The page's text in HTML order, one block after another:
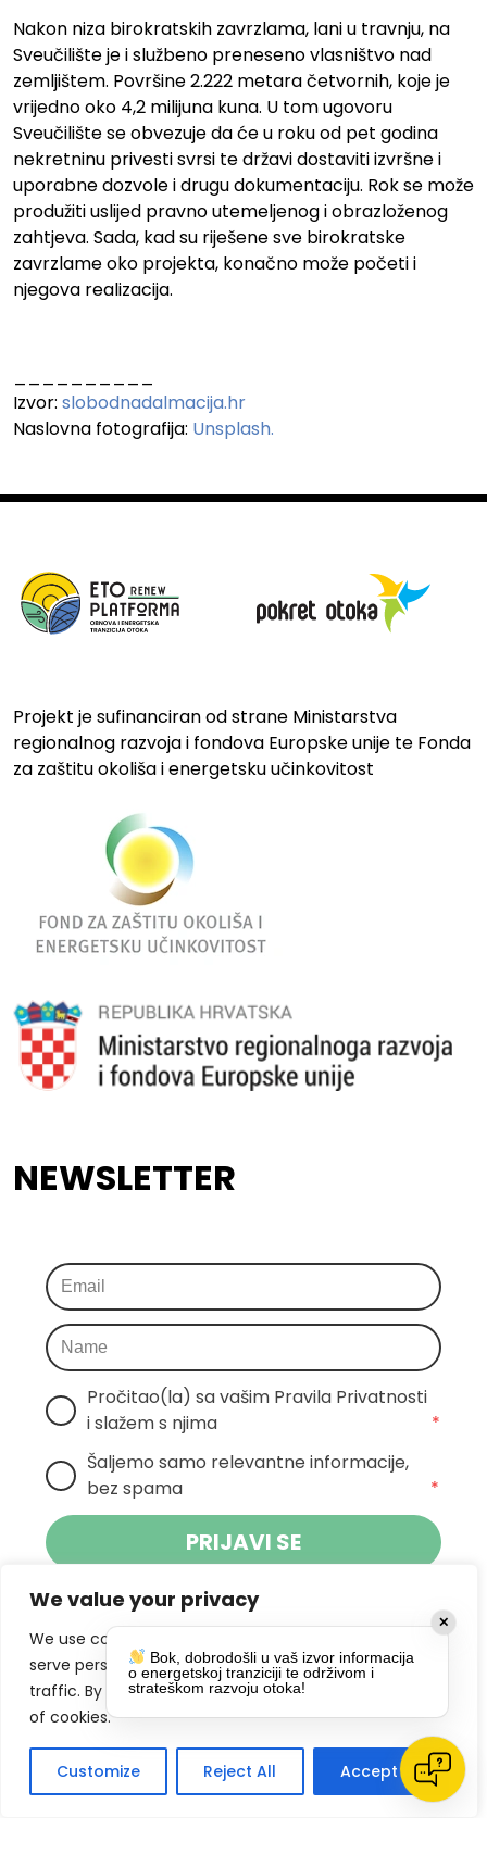
We value your privacy
We use cookies to enhance your browsing experience,
serve personalized ads or content, and analyze our
traffic. By clicking "Accept All", you consent to our use
of cookies.
Customize Reject All Accept All
Nakon niza birokratskih zavrzlama, lani u travnju, na
Sveučilište je i službeno preneseno vlasništvo nad
zemljištem. Površine 2.222 metara četvornih, koje je
vrijedno oko 4,2 milijuna kuna. U tom ugovoru
Sveučilište se obvezuje da će u roku od pet godina
nekretninu privesti svrsi te državi dostaviti izvršne i
uporabne dozvole i drugu dokumentaciju. Rok se može
produžiti uslijed pravno utemeljenog i obrazloženog
zahtjeva. Sada, kad su riješene sve birokratske
zavrzlame oko projekta, konačno može početi i
njegova realizacija.
Izvor: slobodnadalmacija.hr
Naslovna fotografija: Unsplash.
Projekt je sufinanciran od strane Ministarstva
regionalnog razvoja i fondova Europske unije te Fonda
za zaštitu okoliša i energetsku učinkovitost
NEWSLETTER
Pročitao(la) sa vašim Pravila Privatnosti
i slažem s njima
*
Šaljemo samo relevantne informacije,
bez spama
*
PRIJAVI SE
Klikom na gumb dajete suglasnost za
primanje novosti Pokreta Otoka te se
slažete spolitikom privatnosti.
DRUŠTVENE MREŽE
✕
Bok, dobrodošli u vaš izvor informacija
o energetskoj tranziciji te održivom i
strateškom razvoju otoka!